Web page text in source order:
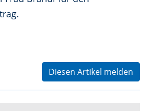
Diesen Artikel melden